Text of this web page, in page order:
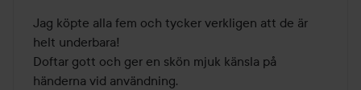
av
5
Jag köpte alla fem och tycker verkligen att de är
helt underbara!
Doftar gott och ger en skön mjuk känsla på
händerna vid användning.